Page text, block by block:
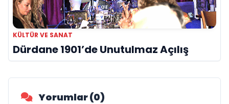
KÜLTÜR VE SANAT
Dürdane 1901’de Unutulmaz Açılış
Yorumlar (0)